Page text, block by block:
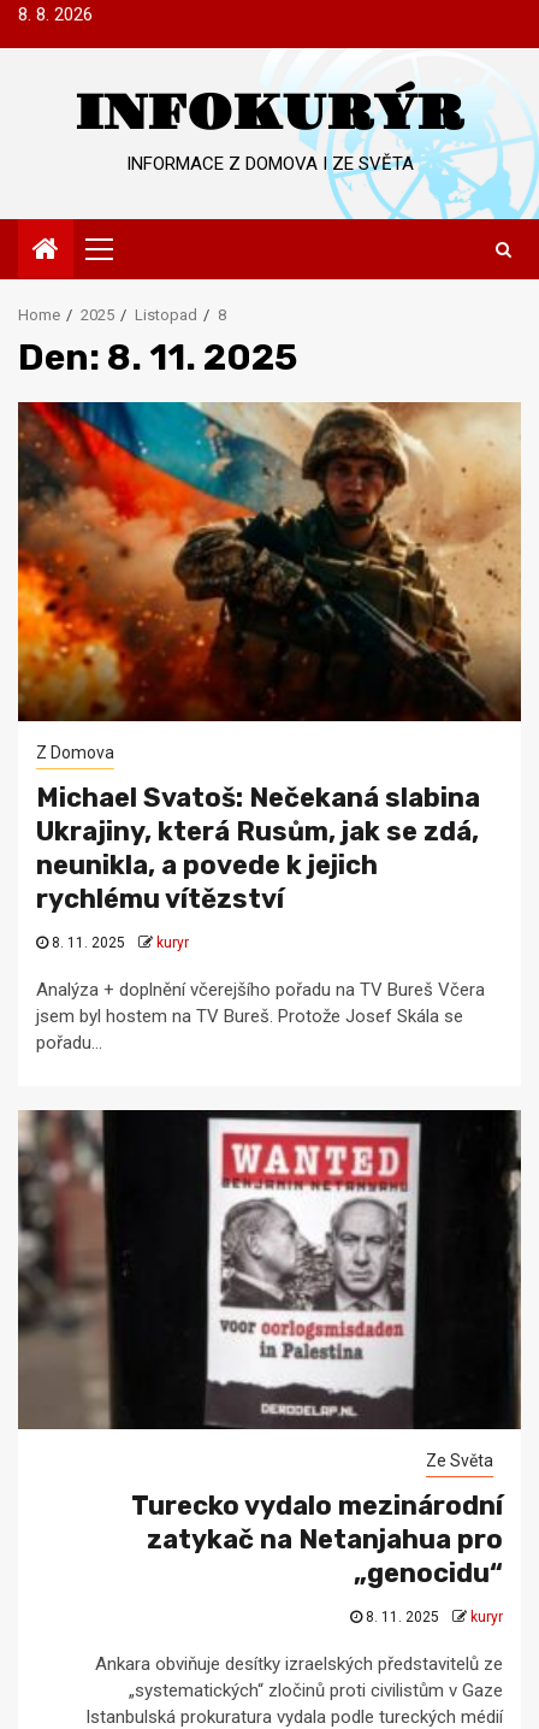
Skip8. 8. 2026
INFOKURÝR
INFORMACE Z DOMOVA I ZE SVĚTA
Primary
Menu
Home 2025 Listopad 8
Den: 8. 11. 2025
Z Domova
Michael Svatoš: Nečekaná slabina
Ukrajiny, která Rusům, jak se zdá,
neunikla, a povede k jejich
rychlému vítězství
8. 11. 2025 kuryr
Analýza + doplnění včerejšího pořadu na TV Bureš Včera
jsem byl hostem na TV Bureš. Protože Josef Skála se
pořadu...
Ze Světa
Turecko vydalo mezinárodní
zatykač na Netanjahua pro
„genocidu“
8. 11. 2025 kuryr
Ankara obviňuje desítky izraelských představitelů ze
„systematických“ zločinů proti civilistům v Gaze
Istanbulská prokuratura vydala podle tureckých médií